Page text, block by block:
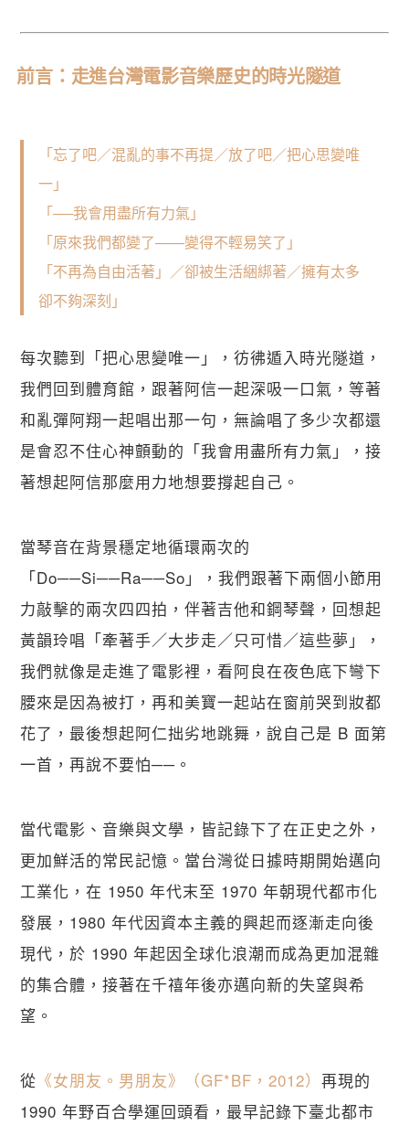
前言：走進台灣電影音樂歷史的時光隧道
「​忘了吧／混亂的事不再提／放了吧／把心思變唯
一」
「──我會用盡所有力氣」
「原來我們都變了——變得不輕易笑了」
「不再為自由活著」／卻被生活綑綁著／擁有太多
卻不夠深刻」
每次聽到「把心思變唯一」，彷彿遁入時光隧道，
我們回到體育館，跟著阿信一起深吸一口氣，等著
和亂彈阿翔一起唱出那一句，無論唱了多少次都還
是會忍不住心神顫動的「我會用盡所有力氣」，接
著想起阿信那麼用力地想要撐起自己。
當琴音在背景穩定地循環兩次的
「Do──Si──Ra──So」，我們跟著下兩個小節用
力敲擊的兩次四四拍，伴著吉他和鋼琴聲，回想起
黃韻玲唱「牽著手／大步走／只可惜／這些夢」，
我們就像是走進了電影裡，看阿良在夜色底下彎下
腰來是因為被打，再和美寶一起站在窗前哭到妝都
花了，最後想起阿仁拙劣地跳舞，說自己是 B 面第
一首，再說不要怕──。
當代電影、音樂與文學，皆記錄下了在正史之外，
更加鮮活的常民記憶。當台灣從日據時期開始邁向
工業化，在 1950 年代末至 1970 年朝現代都市化
發展，1980 年代因資本主義的興起而逐漸走向後
現代，於 1990 年起因全球化浪潮而成為更加混雜
的集合體，接著在千禧年後亦邁向新的失望與希
望。
從 《女朋友。男朋友》（GF*BF，2012）再現的
1990 年野百合學運回頭看，最早記錄下臺北都市